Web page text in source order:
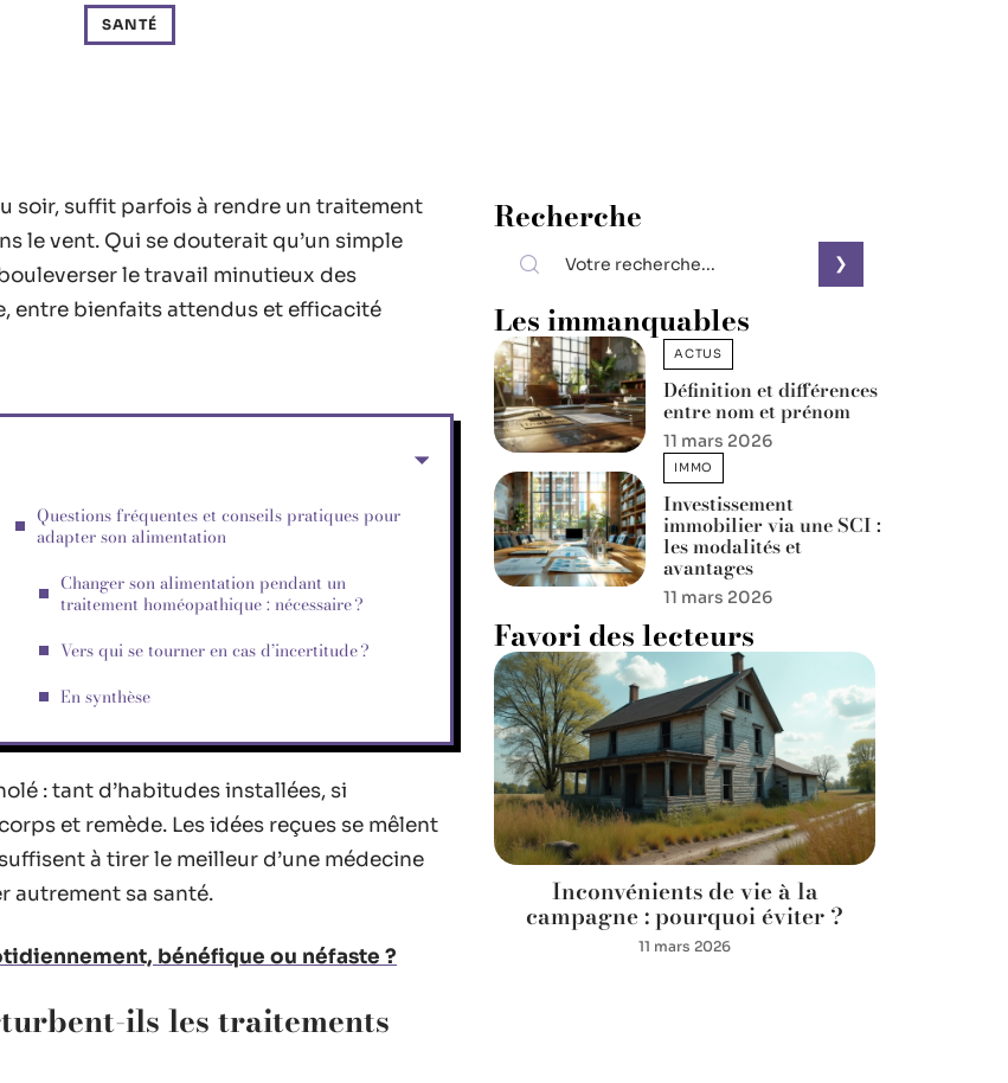
SANTÉ
soir, suffit parfois à rendre un traitement
le vent. Qui se douterait qu’un simple
le travail minutieux des
entre bienfaits attendus et efficacité
Questions fréquentes et conseils pratiques pour
adapter son alimentation
Changer son alimentation pendant un
traitement homéopathique : nécessaire ?
Vers qui se tourner en cas d’incertitude ?
En synthèse
: tant d’habitudes installées, si
et remède. Les idées reçues se mêlent
à tirer le meilleur d’une médecine
autrement sa santé.
bénéfique ou néfaste ?
ils les traitements
Recherche
Les immanquables
ACTUS
Définition et différences
entre nom et prénom
11 mars 2026
IMMO
Investissement
immobilier via une SCI :
les modalités et
avantages
11 mars 2026
Favori des lecteurs
Inconvénients de vie à la
campagne : pourquoi éviter ?
11 mars 2026